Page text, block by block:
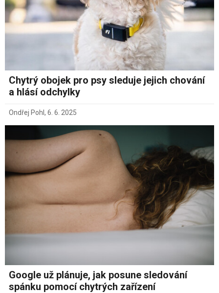
Chytrý obojek pro psy sleduje jejich chování
a hlásí odchylky
Ondřej Pohl , 6. 6. 2025
Google už plánuje, jak posune sledování
spánku pomocí chytrých zařízení